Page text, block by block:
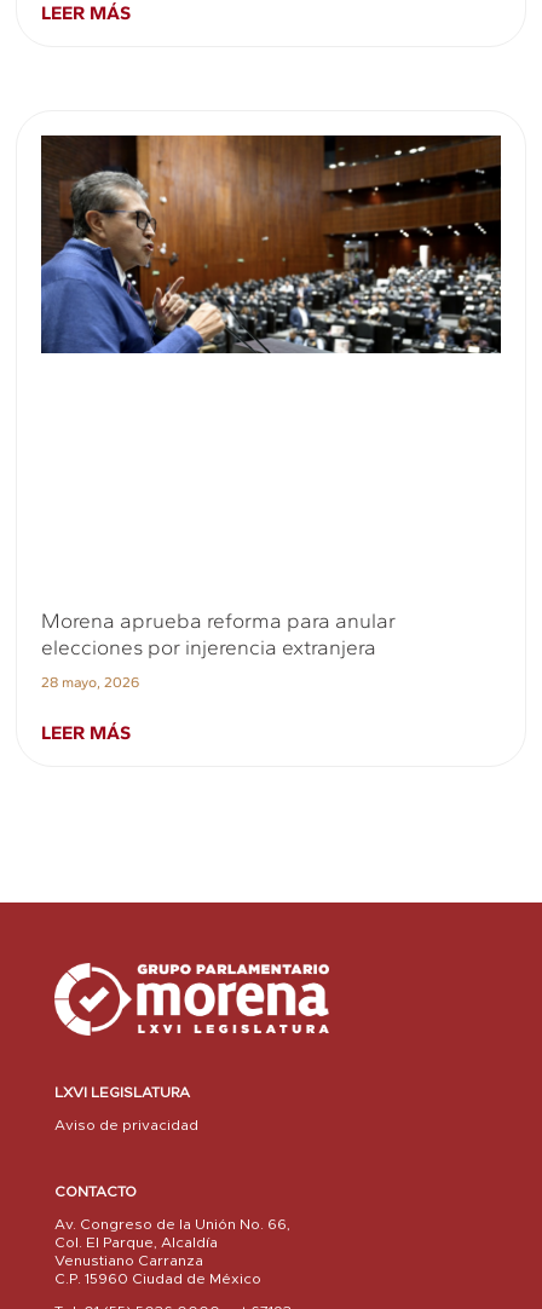
LEER MÁS
Morena aprueba reforma para anular
elecciones por injerencia extranjera
28 mayo, 2026
LEER MÁS
LXVI LEGISLATURA
Aviso de privacidad
CONTACTO
Av. Congreso de la Unión No. 66,
Col. El Parque, Alcaldía
Venustiano Carranza
C.P. 15960 Ciudad de México